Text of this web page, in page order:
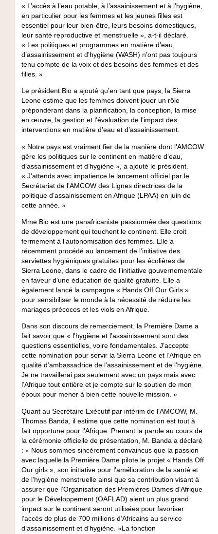
« L’accès à l’eau potable, à l’assainissement et à l’hygiène,
en particulier pour les femmes et les jeunes filles est
essentiel pour leur bien-être, leurs besoins domestiques,
leur santé reproductive et menstruelle », a-t-il déclaré.
« Les politiques et programmes en matière d’eau,
d’assainissement et d’hygiène (WASH) n’ont pas toujours
tenu compte de la voix et des besoins des femmes et des
filles. »
Le président Bio a ajouté qu’en tant que pays, la Sierra
Leone estime que les femmes doivent jouer un rôle
prépondérant dans la planification, la conception, la mise
en œuvre, la gestion et l’évaluation de l’impact des
interventions en matière d’eau et d’assainissement.
« Notre pays est vraiment fier de la manière dont l’AMCOW
gère les politiques sur le continent en matière d’eau,
d’assainissement et d’hygiène », a ajouté le président.
« J’attends avec impatience le lancement officiel par le
Secrétariat de l’AMCOW des Lignes directrices de la
politique d’assainissement en Afrique (LPAA) en juin de
cette année. »
Mme Bio est une panafricaniste passionnée des questions
de développement qui touchent le continent. Elle croit
fermement à l’autonomisation des femmes. Elle a
récemment procédé au lancement de l’initiative des
serviettes hygiéniques gratuites pour les écolières de
Sierra Leone, dans le cadre de l’initiative gouvernementale
en faveur d’une éducation de qualité gratuite. Elle a
également lancé la campagne « Hands Off Our Girls »
pour sensibiliser le monde à la nécessité de réduire les
mariages précoces et les viols en Afrique.
Dans son discours de remerciement, la Première Dame a
fait savoir que « l’hygiène et l’assainissement sont des
questions essentielles, voire fondamentales. J’accepte
cette nomination pour servir la Sierra Leone et l’Afrique en
qualité d’ambassadrice de l’assainissement et de l’hygiène.
Je ne travaillerai pas seulement avec un pays mais avec
l’Afrique tout entière et je compte sur le soutien de mon
époux pour mener à bien cette nouvelle mission. »
Quant au Secrétaire Exécutif par intérim de l’AMCOW, M.
Thomas Banda, il estime que cette nomination est tout à
fait opportune pour l’Afrique. Prenant la parole au cours de
la cérémonie officielle de présentation, M. Banda a déclaré
: « Nous sommes sincèrement convaincus que la passion
avec laquelle la Première Dame pilote le projet « Hands Off
Our girls », son initiative pour l’amélioration de la santé et
de l’hygiène menstruelle ainsi que sa contribution visant à
assurer que l’Organisation des Premières Dames d’Afrique
pour le Développement (OAFLAD) aient un plus grand
impact sur le continent seront utilisées pour favoriser
l’accès de plus de 700 millions d’Africains au service
d’assainissement et d’hygiène. »La fonction